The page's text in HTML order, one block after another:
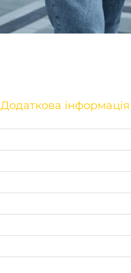
Додаткова інформація